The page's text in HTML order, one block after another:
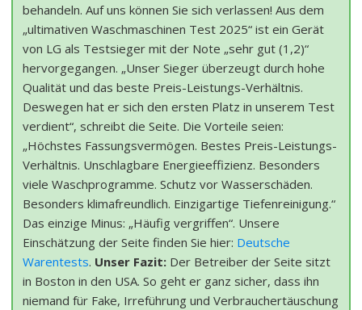
behandeln. Auf uns können Sie sich verlassen! Aus dem
„ultimativen Waschmaschinen Test 2025“ ist ein Gerät
von LG als Testsieger mit der Note „sehr gut (1,2)“
hervorgegangen. „Unser Sieger überzeugt durch hohe
Qualität und das beste Preis-Leistungs-Verhältnis.
Deswegen hat er sich den ersten Platz in unserem Test
verdient“, schreibt die Seite. Die Vorteile seien:
„Höchstes Fassungsvermögen. Bestes Preis-Leistungs-
Verhältnis. Unschlagbare Energieeffizienz. Besonders
viele Waschprogramme. Schutz vor Wasserschäden.
Besonders klimafreundlich. Einzigartige Tiefenreinigung.“
Das einzige Minus: „Häufig vergriffen“. Unsere
Einschätzung der Seite finden Sie hier: Deutsche
Warentests. Unser Fazit: Der Betreiber der Seite sitzt
in Boston in den USA. So geht er ganz sicher, dass ihn
niemand für Fake, Irreführung und Verbrauchertäuschung